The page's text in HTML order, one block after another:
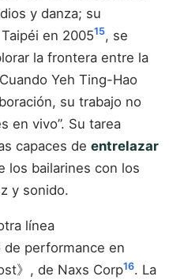
y danza; su
en 200515, se
la frontera entre la
Yeh Ting-Hao
su trabajo no
en vivo”. Su tarea
capaces de entrelazar
los bailarines con los
y sonido.
línea
performance en
》, de Naxs Corp16. La